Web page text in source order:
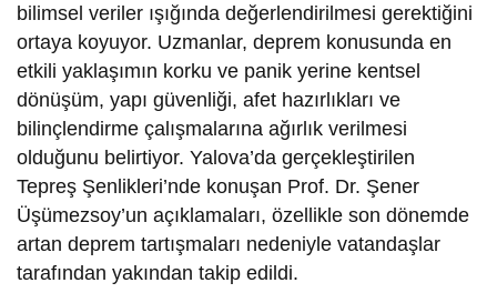
bilimsel veriler ışığında değerlendirilmesi gerektiğini
ortaya koyuyor. Uzmanlar, deprem konusunda en
etkili yaklaşımın korku ve panik yerine kentsel
dönüşüm, yapı güvenliği, afet hazırlıkları ve
bilinçlendirme çalışmalarına ağırlık verilmesi
olduğunu belirtiyor. Yalova’da gerçekleştirilen
Tepreş Şenlikleri’nde konuşan Prof. Dr. Şener
Üşümezsoy’un açıklamaları, özellikle son dönemde
artan deprem tartışmaları nedeniyle vatandaşlar
tarafından yakından takip edildi.